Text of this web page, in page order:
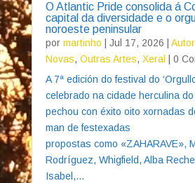
O Atlantic Pride consolida á
capital da diversidade e o
noroeste peninsular
por martinho Jul 17, 2026
Novas, Outras Artes, Xeral
| 0
A 7ª edición do festival do
celebrado na cidade herculina
pechou con éxito oito xornadas
man de festexadas
propostas como «ZAHARAVE»,
Rodríguez, Whigfield, Alba
Isabel,...